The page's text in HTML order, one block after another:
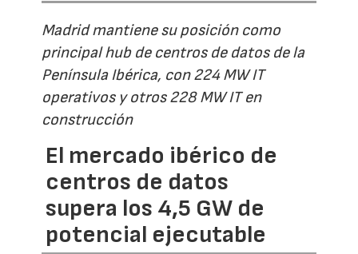
Madrid mantiene su posición como
principal hub de centros de datos de la
Península Ibérica, con 224 MW IT
operativos y otros 228 MW IT en
construcción
El mercado ibérico de
centros de datos
supera los 4,5 GW de
potencial ejecutable